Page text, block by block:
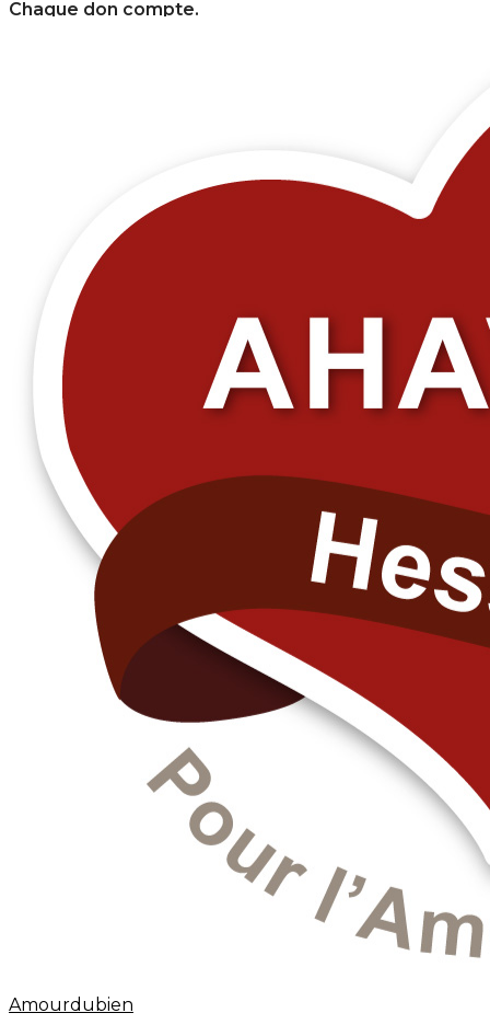
Chaque don compte.
Amourdubien